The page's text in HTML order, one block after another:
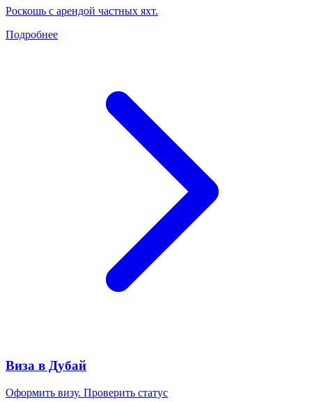
Роскошь с арендой частных яхт.
Подробнее
Виза в Дубай
Оформить визу. Проверить статус